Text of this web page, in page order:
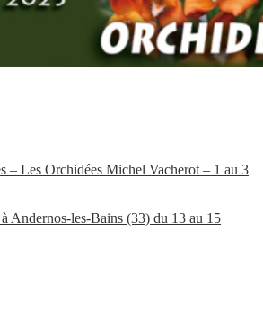
– Les Orchidées Michel Vacherot – 1 au 3
Andernos-les-Bains (33) du 13 au 15